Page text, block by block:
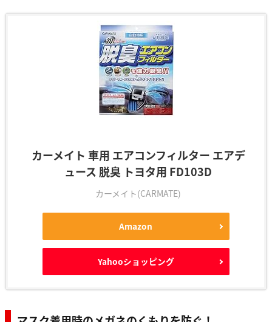
カーメイト 車用 エアコンフィルター エアデ
ュース 脱臭 トヨタ用 FD103D
カーメイト(CARMATE)
Amazon
Yahooショッピング